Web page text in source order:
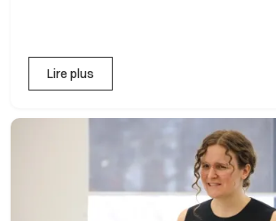
Lire plus